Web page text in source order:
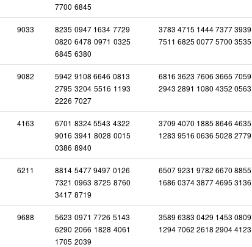
7700 6845
9033 8235 0947 1634 7729
0820 6478 0971 0325
6845 6380
3783 4715 1444 7377 3939
7511 6825 0077 5700 3535
9082 5942 9108 6646 0813
2795 3204 5516 1193
2226 7027
6816 3623 7606 3665 7059
2943 2891 1080 4352 0563
4163 6701 83245543 4322
9016 3941 8028 0015
0386 8940
3709 4070 1885 8646 4635
1283 9516 0636 5028 2779
6211 8814 54779497 0126
7321 0963 8725 8760
3417 8719
6507 9231 9782 6670 8855
1686 0374 3877 4695 3136
9688 5623 0971 7726 5143
6290 2066 1828 4061
1705 2039
3589 6383 0429 1453 0809
1294 7062 2618 2904 4123